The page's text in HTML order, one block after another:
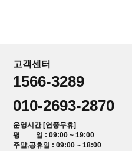
고객센터
1566-3289
010-2693-2870
운영시간 [연중무휴]
평 일 : 09:00 ~ 19:00
주말,공휴일 : 09:00 ~ 18:00